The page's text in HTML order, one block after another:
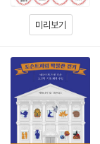
미리보기